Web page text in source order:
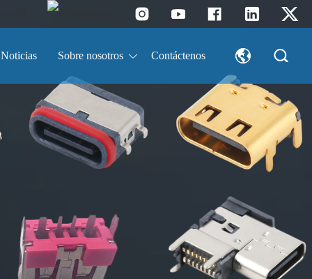
Noticias Sobre nosotros Contáctenos